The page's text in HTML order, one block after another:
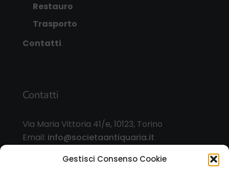
Gestisci Consenso Cookie
Restauro
Trasporto
Contatti
Contatti
Via Maria Vittoria 41/e, 10123, Torino
Email: info@societaantiquaria.it